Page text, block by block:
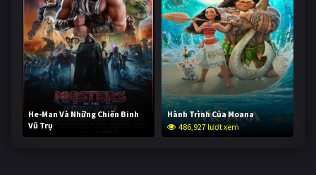
He-Man Và Những Chiến Binh
Vũ Trụ
235,333 lượt xem
Hành Trình Của Moana
486,927 lượt xem